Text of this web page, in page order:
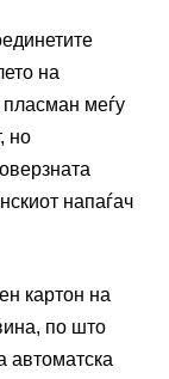
на
пласман меѓу
но
напаѓач
картон на
по што
автоматска